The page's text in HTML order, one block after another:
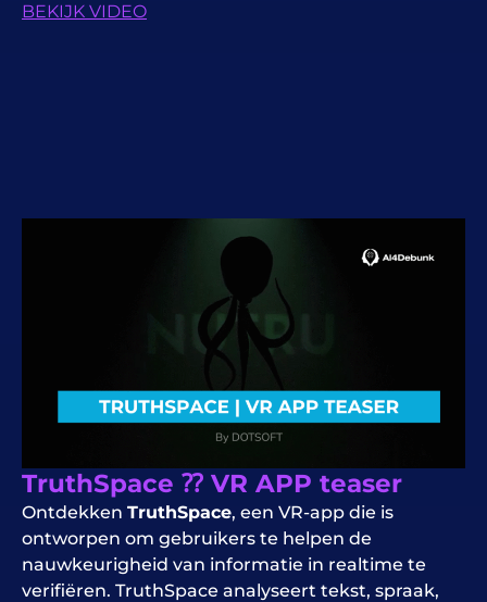
BEKIJK VIDEO
TruthSpace ⁇ VR APP teaser
Ontdekken TruthSpace, een VR-app die is
ontworpen om gebruikers te helpen de
nauwkeurigheid van informatie in realtime te
verifiëren. TruthSpace analyseert tekst, spraak,